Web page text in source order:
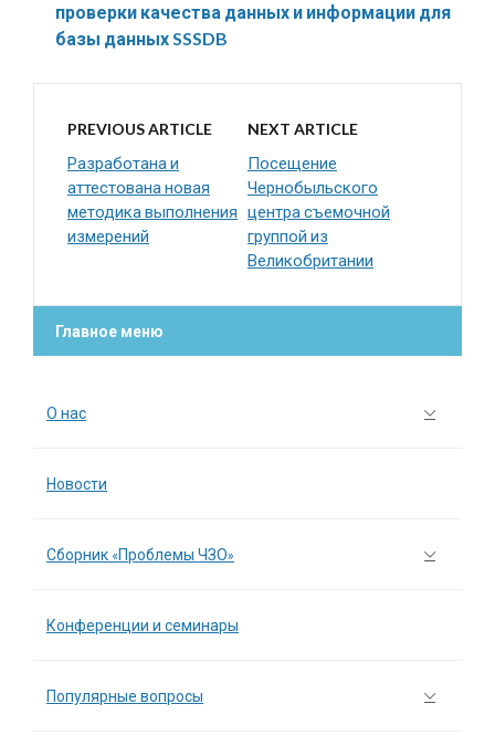
проверки качества данных и информации для
базы данных SSSDB
PREVIOUS ARTICLE
Разработана и
аттестована новая
методика выполнения
измерений
NEXT ARTICLE
Посещение
Чернобыльского
центра съемочной
группой из
Великобритании
Главное меню
О нас
Новости
Сборник «Проблемы ЧЗО»
Конференции и семинары
Популярные вопросы